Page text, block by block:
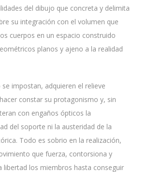
del dibujo que concreta y delimita
su integración con el volumen que
cuerpos en un espacio construido
planos y ajeno a la realidad
impostan, adquieren el relieve
constar su protagonismo y, sin
con engaños ópticos la
del soporte ni la austeridad de la
Todo es sobrio en la realización,
que fuerza, contorsiona y
libertad los miembros hasta conseguir